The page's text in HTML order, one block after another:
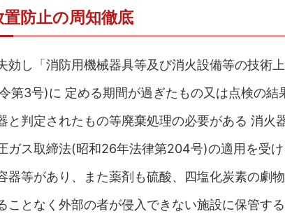
置防止の周知徹底
効し「消防用機械器具等及び消火設備等の技術
第3号)に 定める期間が過ぎたもの又は点検の
と判定されたもの等廃棄処理の必要がある 消火
ガス取締法(昭和26年法律第204号)の適用を受
器等があり、また薬剤も硫酸、四塩化炭素の劇
ことなく外部の者が侵入できない施設に保管する